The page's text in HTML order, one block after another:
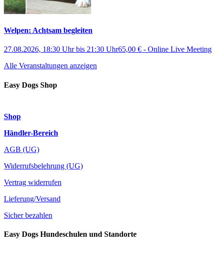
Welpen: Achtsam begleiten
27.08.2026, 18:30 Uhrbis 21:30 Uhr65,00 € - Online Live Meeting
Alle Veranstaltungen anzeigen
Easy Dogs Shop
Shop
Händler-Bereich
AGB (UG)
Widerrufsbelehrung (UG)
Vertrag widerrufen
Lieferung/Versand
Sicher bezahlen
Easy Dogs Hundeschulen und Standorte